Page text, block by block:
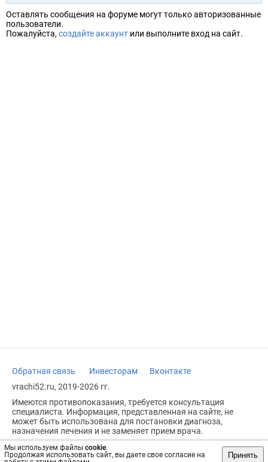
Мы используем файлы cookie.
Продолжая использовать сайт, вы даете свое согласие на
Принять
Оставлять сообщения на форуме могут только авторизованные
пользователи.
Пожалуйста, создайте аккаунт или выполните вход на сайт.
Обратная связь Инвесторам
Вконтакте
vrachi52.ru, 2019-2026 гг.
Имеются противопоказания, требуется консультация
специалиста. Информация, представленная на сайте, не
может быть использована для постановки диагноза,
назначения лечения и не заменяет прием врача.
Возрастное ограничение: 18+